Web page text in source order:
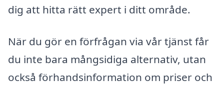
dig att hitta rätt expert i ditt område.
När du gör en förfrågan via vår tjänst får
du inte bara mångsidiga alternativ, utan
också förhandsinformation om priser och